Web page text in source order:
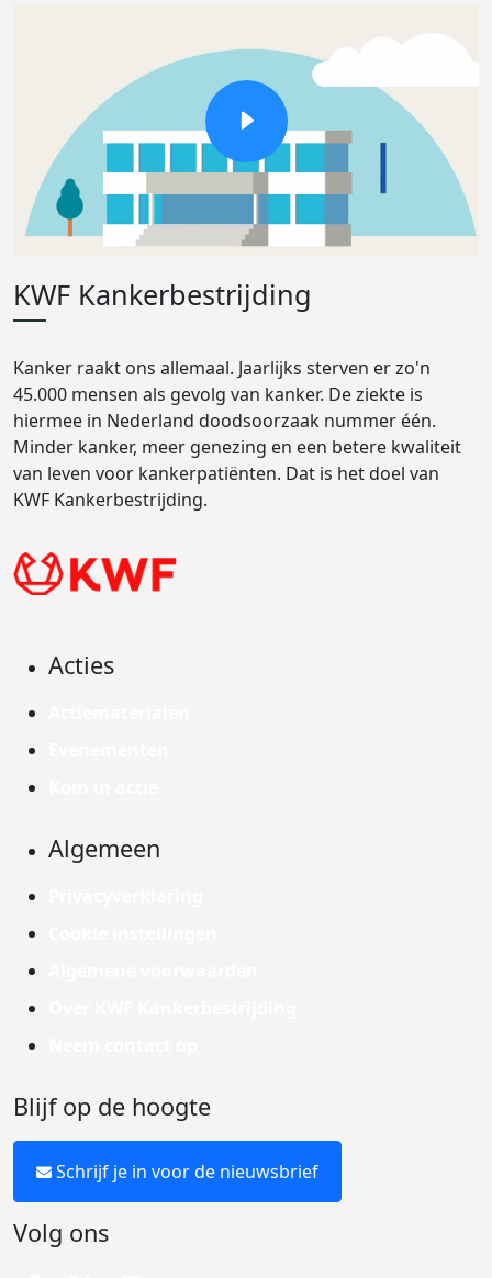
KWF Kankerbestrijding
Kanker raakt ons allemaal. Jaarlijks sterven er zo'n
45.000 mensen als gevolg van kanker. De ziekte is
hiermee in Nederland doodsoorzaak nummer één.
Minder kanker, meer genezing en een betere kwaliteit
van leven voor kankerpatiënten. Dat is het doel van
KWF Kankerbestrijding.
Acties
Algemeen
Blijf op de hoogte
Schrijf je in voor de nieuwsbrief
Volg ons